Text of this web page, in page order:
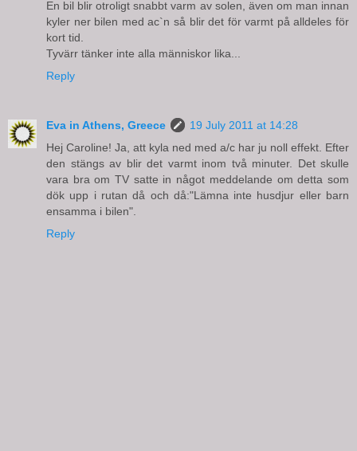
En bil blir otroligt snabbt varm av solen, även om man innan
kyler ner bilen med ac`n så blir det för varmt på alldeles för
kort tid.
Tyvärr tänker inte alla människor lika...
Reply
Eva in Athens, Greece
19 July 2011 at 14:28
Hej Caroline! Ja, att kyla ned med a/c har ju noll effekt. Efter
den stängs av blir det varmt inom två minuter. Det skulle
vara bra om TV satte in något meddelande om detta som
dök upp i rutan då och då:"Lämna inte husdjur eller barn
ensamma i bilen".
Reply